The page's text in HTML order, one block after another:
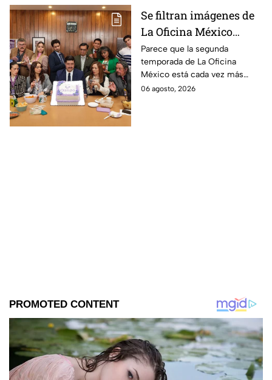
Se filtran imágenes de
La Oficina México
temporada 2 y un
detalle desata teorías
entre los fans
Parece que la segunda
temporada de La Oficina
México está cada vez más
cerca, pues el elenco ya se
06 agosto, 2026